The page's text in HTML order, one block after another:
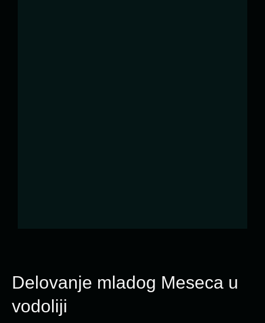
Delovanje mladog Meseca u
vodoliji